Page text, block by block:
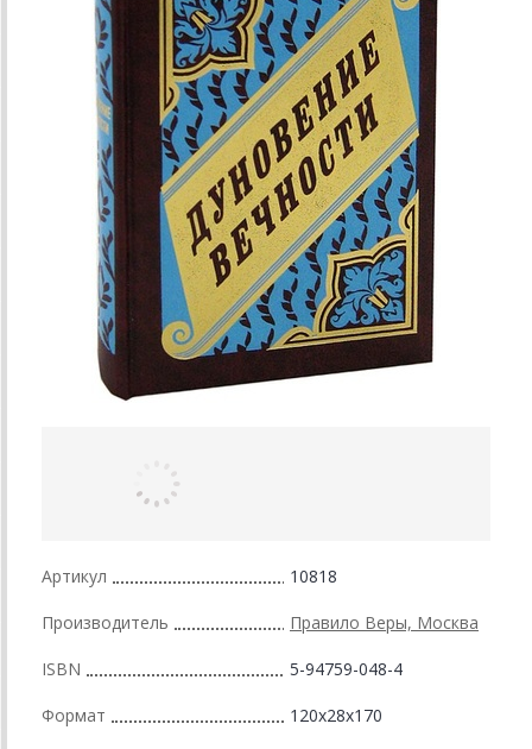
Артикул 10818
Производитель Правило Веры, Москва
ISBN 5-94759-048-4
Формат 120x28x170